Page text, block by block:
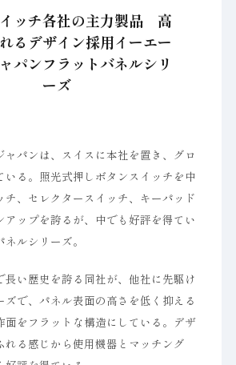
ッチ各社の主力製品 高
るデザイン採用イーエー
パンフラットバネルシリ
ーズ
ャパンは、スイスに本社を置き、グロ
いる。照光式押しボタンスイッチを中
チ、セレクタースイッチ、キーパッド
アップを誇るが、中でも好評を得てい
ルシリーズ。
長い歴史を誇る同社が、他社に先駆け
ズで、パネル表面の高さを低く抑える
面をフラットな構造にしている。デザ
れる感じから使用機器とマッチング